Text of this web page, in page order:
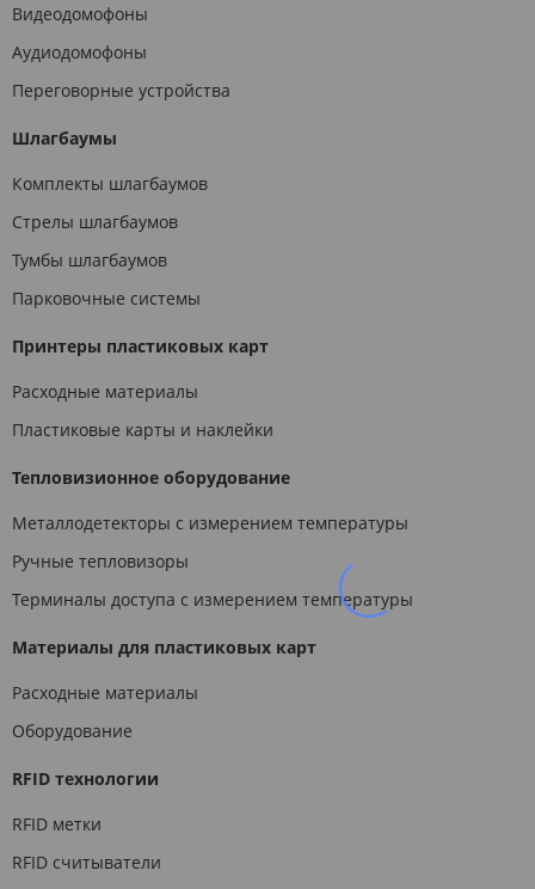
Видеодомофоны
Аудиодомофоны
Переговорные устройства
Шлагбаумы
Комплекты шлагбаумов
Стрелы шлагбаумов
Тумбы шлагбаумов
Парковочные системы
Принтеры пластиковых карт
Расходные материалы
Пластиковые карты и наклейки
Тепловизионное оборудование
Металлодетекторы с измерением температуры
Ручные тепловизоры
Терминалы доступа с измерением температуры
Материалы для пластиковых карт
Расходные материалы
Оборудование
RFID технологии
RFID метки
RFID считыватели